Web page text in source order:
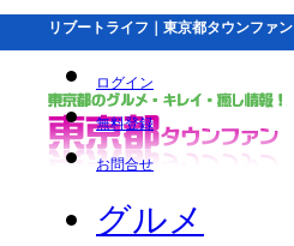
リブートライフ｜東京都タウンファン
ログイン
無料登録
お問合せ
グルメ